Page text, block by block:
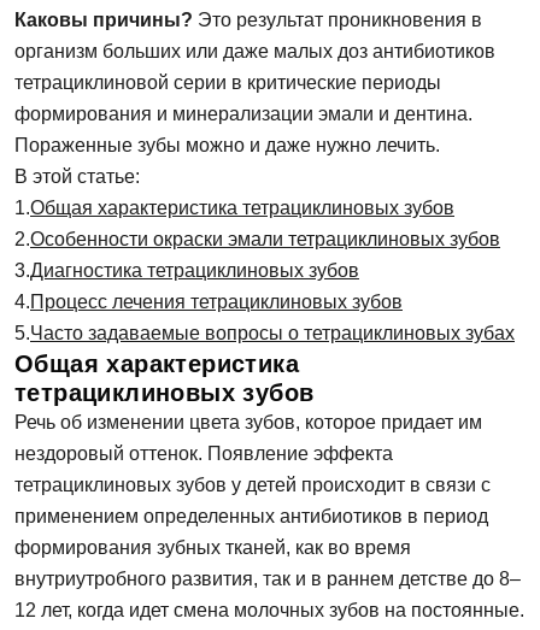
Каковы причины? Это результат проникновения в
организм больших или даже малых доз антибиотиков
тетрациклиновой серии в критические периоды
формирования и минерализации эмали и дентина.
Пораженные зубы можно и даже нужно лечить.
В этой статье:
Общая характеристика тетрациклиновых зубов
Особенности окраски эмали тетрациклиновых зубов
Диагностика тетрациклиновых зубов
Процесс лечения тетрациклиновых зубов
Часто задаваемые вопросы о тетрациклиновых зубах
Общая характеристика
тетрациклиновых зубов
Речь об изменении цвета зубов, которое придает им
нездоровый оттенок. Появление эффекта
тетрациклиновых зубов у детей происходит в связи с
применением определенных антибиотиков в период
формирования зубных тканей, как во время
внутриутробного развития, так и в раннем детстве до 8–
12 лет, когда идет смена молочных зубов на постоянные.